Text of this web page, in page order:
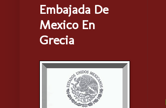
Embajada De
Mexico En
Grecia